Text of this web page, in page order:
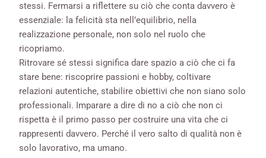
stessi. Fermarsi a riflettere su ciò che conta davvero è
essenziale: la felicità sta nell’equilibrio, nella
realizzazione personale, non solo nel ruolo che
ricopriamo.
Ritrovare sé stessi significa dare spazio a ciò che ci fa
stare bene: riscoprire passioni e hobby, coltivare
relazioni autentiche, stabilire obiettivi che non siano solo
professionali. Imparare a dire di no a ciò che non ci
rispetta è il primo passo per costruire una vita che ci
rappresenti davvero. Perché il vero salto di qualità non è
solo lavorativo, ma umano.